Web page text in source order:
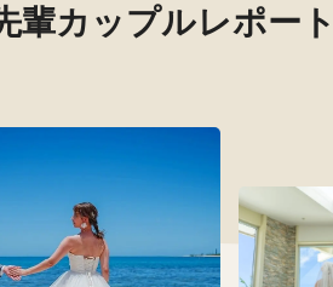
輩カップルレポート